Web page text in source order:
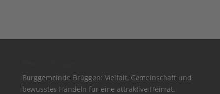
Burggemeinde Brüggen: Vielfalt, Gemeinschaft und
bewusstes Handeln für eine attraktive Heimat.